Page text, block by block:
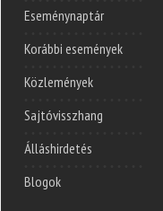
Eseménynaptár
Korábbi események
Közlemények
Sajtóvisszhang
Álláshirdetés
Blogok